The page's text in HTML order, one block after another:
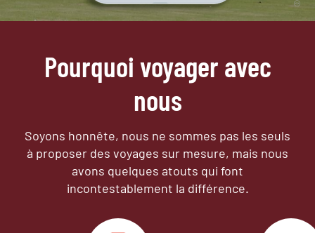
Pourquoi voyager avec
nous
Soyons honnête, nous ne sommes pas les seuls
à proposer des voyages sur mesure, mais nous
avons quelques atouts qui font
incontestablement la différence.